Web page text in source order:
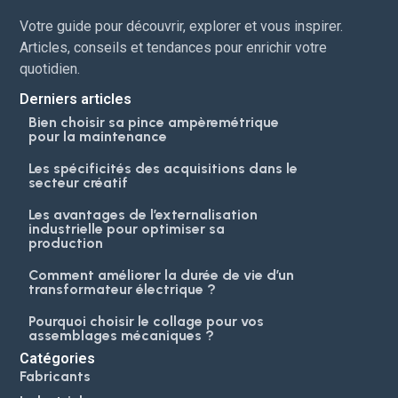
Votre guide pour découvrir, explorer et vous inspirer.
Articles, conseils et tendances pour enrichir votre
quotidien.
Derniers articles
Bien choisir sa pince ampèremétrique
pour la maintenance
Les spécificités des acquisitions dans le
secteur créatif
Les avantages de l’externalisation
industrielle pour optimiser sa
production
Comment améliorer la durée de vie d’un
transformateur électrique ?
Pourquoi choisir le collage pour vos
assemblages mécaniques ?
Catégories
Fabricants